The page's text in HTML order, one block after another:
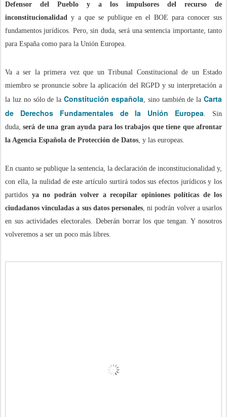
Defensor del Pueblo y a los impulsores del recurso de
inconstitucionalidad y a que se publique en el BOE para conocer sus
fundamentos jurídicos. Pero, sin duda, será una sentencia importante, tanto
para España como para la Unión Europea.
Va a ser la primera vez que un Tribunal Constitucional de un Estado
miembro se pronuncie sobre la aplicación del RGPD y su interpretación a
la luz no sólo de la Constitución española, sino también de laCarta
de Derechos Fundamentales de la Unión Europea. Sin
duda,será de una gran ayuda para los trabajos que tiene que afrontar
la Agencia Española de Protección de Datos, y las europeas.
En cuanto se publique la sentencia, la declaración de inconstitucionalidad y,
con ella, la nulidad de este artículo surtirá todos sus efectos jurídicos y los
partidos ya no podrán volver a recopilar opiniones políticas de los
ciudadanos vinculadas a sus datos personales, ni podrán volver a usarlos
en sus actividades electorales. Deberán borrar los que tengan. Y nosotros
volveremos a ser un poco más libres.